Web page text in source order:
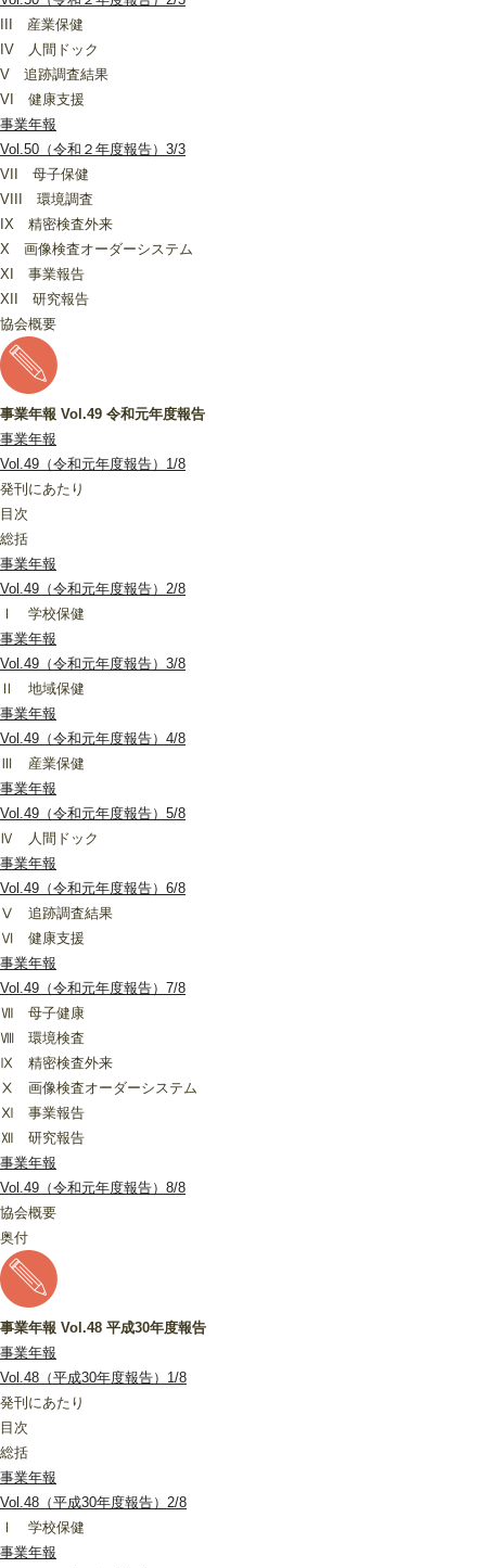
III 産業保健
IV 人間ドック
V 追跡調査結果
VI 健康支援
事業年報
Vol.50（令和２年度報告）3/3
VII 母子保健
VIII 環境調査
IX 精密検査外来
X 画像検査オーダーシステム
XI 事業報告
XII 研究報告
協会概要
事業年報 Vol.49 令和元年度報告
事業年報
Vol.49（令和元年度報告）1/8
発刊にあたり
目次
総括
事業年報
Vol.49（令和元年度報告）2/8
Ⅰ 学校保健
事業年報
Vol.49（令和元年度報告）3/8
Ⅱ 地域保健
事業年報
Vol.49（令和元年度報告）4/8
Ⅲ 産業保健
事業年報
Vol.49（令和元年度報告）5/8
Ⅳ 人間ドック
事業年報
Vol.49（令和元年度報告）6/8
Ⅴ 追跡調査結果
Ⅵ 健康支援
事業年報
Vol.49（令和元年度報告）7/8
Ⅶ 母子健康
Ⅷ 環境検査
Ⅸ 精密検査外来
Ⅹ 画像検査オーダーシステム
Ⅺ 事業報告
Ⅻ 研究報告
事業年報
Vol.49（令和元年度報告）8/8
協会概要
奥付
事業年報 Vol.48 平成30年度報告
事業年報
Vol.48（平成30年度報告）1/8
発刊にあたり
目次
総括
事業年報
Vol.48（平成30年度報告）2/8
Ⅰ 学校保健
事業年報